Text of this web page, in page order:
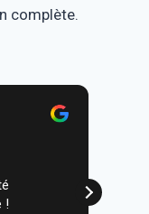
complète.
!